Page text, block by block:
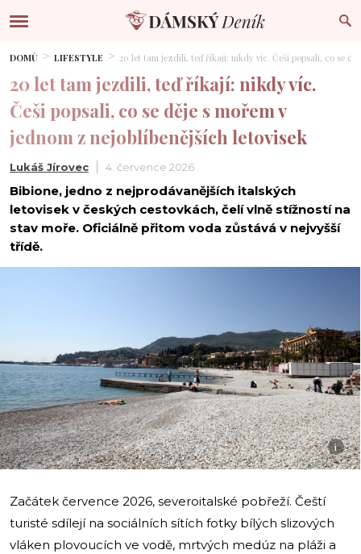
DOMŮ LIFESTYLE 20 let tam jezdili, teď říkají: nikdy víc. Češi popsali, co se
20 let tam jezdili, teď říkají: nikdy víc.
Češi popsali, co se děje s mořem v
jednom z nejoblíbenějších letovisek
Lukáš Jírovec 4. července 2026
Bibione, jedno z nejprodávanějších italských
letovisek v českých cestovkách, čelí vlně stížností na
stav moře. Oficiálně přitom voda zůstává v nejvyšší
třídě.
i
Začátek července 2026, severoitalské pobřeží. Čeští
turisté sdílejí na sociálních sítích fotky bílých slizových
vláken plovoucích ve vodě, mrtvých medúz na pláži a